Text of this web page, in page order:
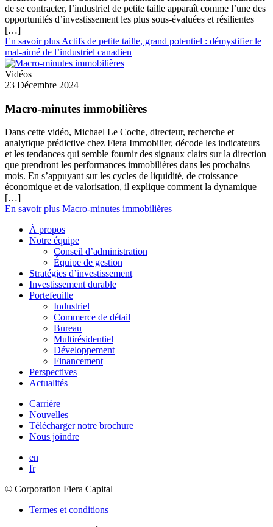
de se contracter, l’industriel de petite taille apparaît comme l’une des
opportunités d’investissement les plus sous-évaluées et résilientes
[…]
En savoir plus Actifs de petite taille, grand potentiel : démystifier le
mal‑aimé de l’industriel canadien
Vidéos
23 Décembre 2024
Macro-minutes immobilières
Dans cette vidéo, Michael Le Coche, directeur, recherche et
analytique prédictive chez Fiera Immobilier, décode les indicateurs
et les tendances qui semble fournir des signaux clairs sur la direction
que prendront les performances immobilières dans les prochains
mois. En s’appuyant sur les cycles de liquidité, de croissance
économique et de valorisation, il explique comment la dynamique
[…]
En savoir plus Macro-minutes immobilières
À propos
Notre équipe
Conseil d’administration
Équipe de gestion
Stratégies d’investissement
Investissement durable
Portefeuille
Industriel
Commerce de détail
Bureau
Multirésidentiel
Développement
Financement
Perspectives
Actualités
Carrière
Nouvelles
Télécharger notre brochure
Nous joindre
en
fr
© Corporation Fiera Capital
Termes et conditions